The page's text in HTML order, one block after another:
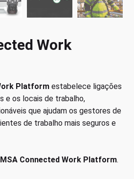
Work
Platform estabelece ligações
e os locais de trabalho,
que ajudam os gestores de
de trabalho mais seguros e
MSA Connected Work Platform.